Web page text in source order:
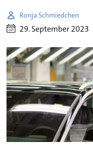
Ronja Schmiedchen
29. September 2023